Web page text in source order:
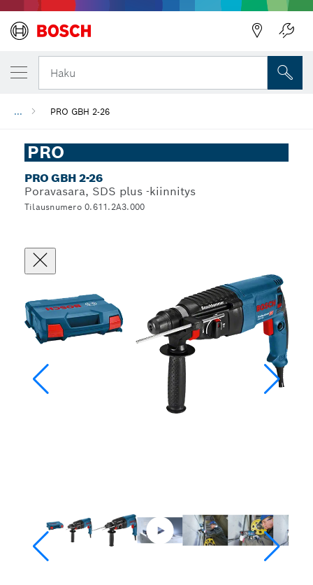
Haku
... PRO GBH 2-26
PRO
PRO GBH 2-26
Poravasara, SDS plus -kiinnitys
Tilausnumero 0.611.2A3.000